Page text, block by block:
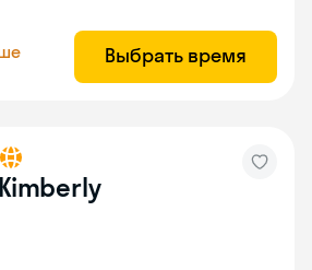
Выбрать время
Kimberly